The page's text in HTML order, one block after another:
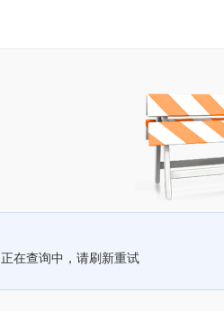
正在查询中，请刷新重试